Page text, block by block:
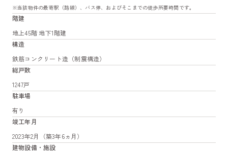
※当該物件の最寄駅（路線）、バス停、およびそこまでの徒歩所要時間です。
階建
地上45階 地下1階建
構造
鉄筋コンクリート造（制震構造）
総戸数
1247戸
駐車場
有り
竣工年月
2023年2月（築3年6ヵ月）
建物設備・施設